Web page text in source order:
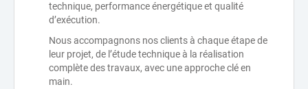
technique, performance énergétique et qualité
d’exécution.
Nous accompagnons nos clients à chaque étape de
leur projet, de l’étude technique à la réalisation
complète des travaux, avec une approche clé en
main.